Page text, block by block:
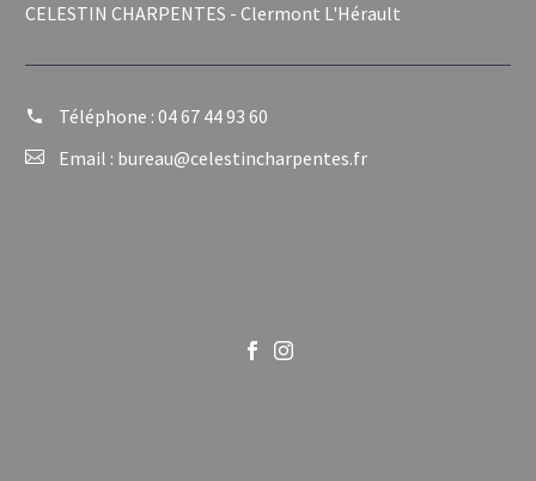
CELESTIN CHARPENTES - Clermont L'Hérault
Téléphone : 04 67 44 93 60
Email : bureau@celestincharpentes.fr